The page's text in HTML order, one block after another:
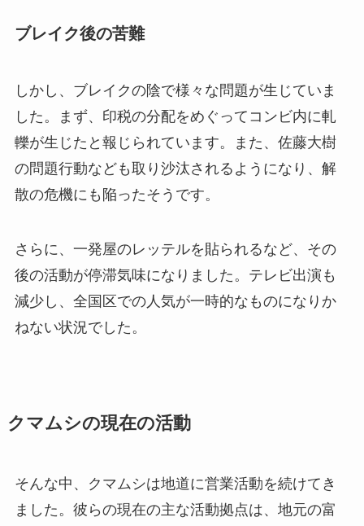
ブレイク後の苦難
しかし、ブレイクの陰で様々な問題が生じていま
した。まず、印税の分配をめぐってコンビ内に軋
轢が生じたと報じられています。また、佐藤大樹
の問題行動なども取り沙汰されるようになり、解
散の危機にも陥ったそうです。
さらに、一発屋のレッテルを貼られるなど、その
後の活動が停滞気味になりました。テレビ出演も
減少し、全国区での人気が一時的なものになりか
ねない状況でした。
クマムシの現在の活動
そんな中、クマムシは地道に営業活動を続けてき
ました。彼らの現在の主な活動拠点は、地元の富